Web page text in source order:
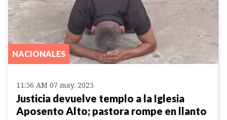
NACIONALES
11:56 AM 07 may. 2025
Justicia devuelve templo a la Iglesia
Aposento Alto; pastora rompe en llanto